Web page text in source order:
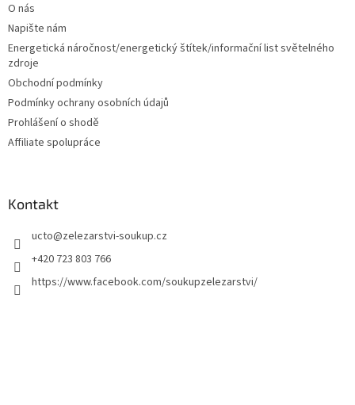
r
v
O nás
Napište nám
Energetická náročnost/energetický štítek/informační list světelného
zdroje
Obchodní podmínky
Podmínky ochrany osobních údajů
Prohlášení o shodě
Affiliate spolupráce
Kontakt
ucto@zelezarstvi-soukup.cz
+420 723 803 766
https://www.facebook.com/soukupzelezarstvi/